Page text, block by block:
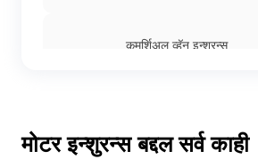
कमर्शिअल व्हॅन इन्शुरन्स
मोटर इन्शुरन्स बद्दल सर्व काही